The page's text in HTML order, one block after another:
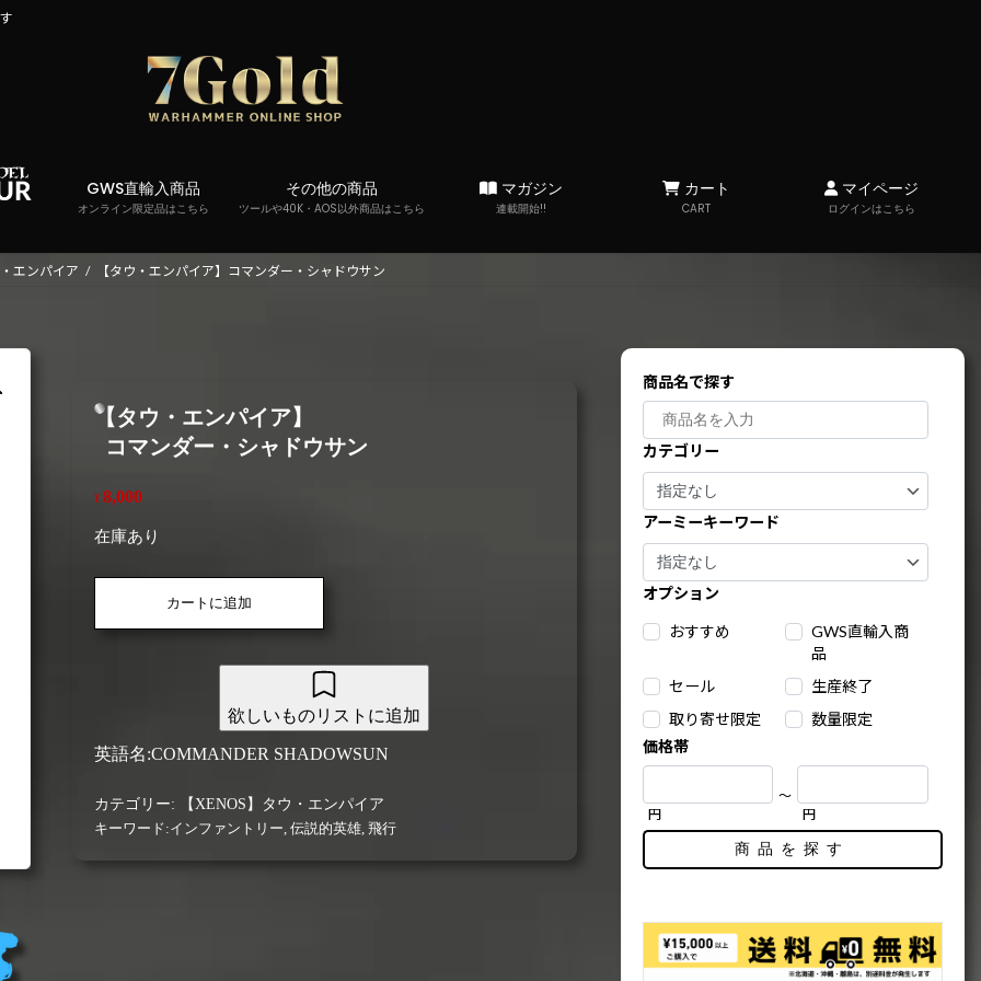
GWS直輸入商品
オンライン限定品はこちら
その他の商品
ツールや40K・AOS以外商品はこちら
マガジン
連載開始!!
カート
CART
マイページ
ログインはこちら
エンパイア 【タウ・エンパイア】コマンダー・シャドウサン
【タウ・エンパイア】
コマンダー・シャドウサン
¥8,000
在庫あり
エ
コ
ダ
ー・
シ
カートに追加
欲しいものリストに追加
英語名:COMMANDER SHADOWSUN
カテゴリー: 【XENOS】タウ・エンパイア
キーワード:インファントリー,伝説的英雄,飛行
商品名で探す
カテゴリー
アーミーキーワード
オプション
おすすめ
GWS直輸入商
品
セール
生産終了
取り寄せ限定
数量限定
価格帯
円
～
円
商品を探す